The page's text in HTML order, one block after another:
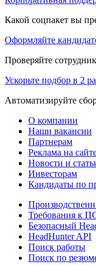
Какой соцпакет вы
Оформляйте
Проверяйте
Ускорьте подбор в 2
Автоматизируйте
О компании
Наши вакансии
Партнерам
Реклама на
Новости и
Инвесторам
Кандидаты по
Требования к
Безопасный
HeadHunter API
Поиск работы
Поиск по